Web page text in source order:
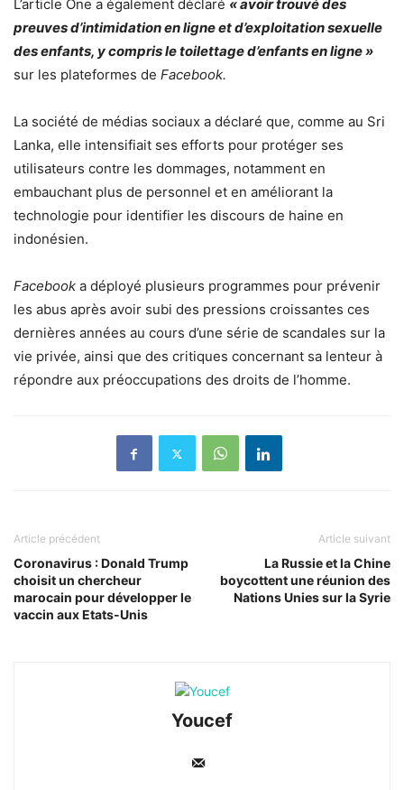
L’article One a également déclaré « avoir trouvé des
preuves d’intimidation en ligne et d’exploitation sexuelle
des enfants, y compris le toilettage d’enfants en ligne »
sur les plateformes de Facebook.
La société de médias sociaux a déclaré que, comme au Sri
Lanka, elle intensifiait ses efforts pour protéger ses
utilisateurs contre les dommages, notamment en
embauchant plus de personnel et en améliorant la
technologie pour identifier les discours de haine en
indonésien.
Facebook a déployé plusieurs programmes pour prévenir
les abus après avoir subi des pressions croissantes ces
dernières années au cours d’une série de scandales sur la
vie privée, ainsi que des critiques concernant sa lenteur à
répondre aux préoccupations des droits de l’homme.
Article précédent
Coronavirus : Donald Trump
choisit un chercheur
marocain pour développer le
vaccin aux Etats-Unis
Article suivant
La Russie et la Chine
boycottent une réunion des
Nations Unies sur la Syrie
Youcef